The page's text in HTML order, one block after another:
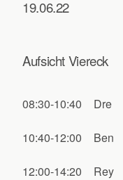
19.06.22
Aufsicht Viereck
08:30-10:40 Dre
10:40-12:00 Ben
12:00-14:20 Rey